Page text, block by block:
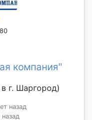
компания"
г. Шаргород)
назад